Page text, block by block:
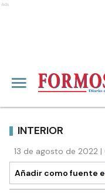
Ads
INTERIOR
13 de agosto de 2022
Añadir como fuente